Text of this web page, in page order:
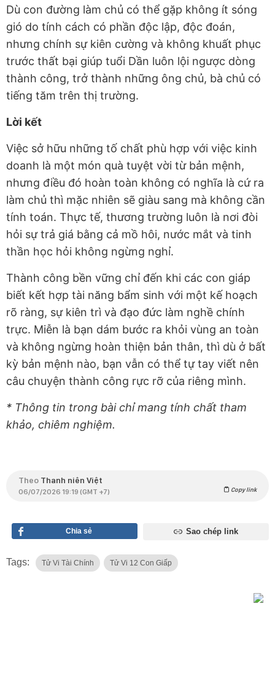
Dù con đường làm chủ có thể gặp không ít sóng
gió do tính cách có phần độc lập, độc đoán,
nhưng chính sự kiên cường và không khuất phục
trước thất bại giúp tuổi Dần luôn lội ngược dòng
thành công, trở thành những ông chủ, bà chủ có
tiếng tăm trên thị trường.
Lời kết
Việc sở hữu những tố chất phù hợp với việc kinh
doanh là một món quà tuyệt vời từ bản mệnh,
nhưng điều đó hoàn toàn không có nghĩa là cứ ra
làm chủ thì mặc nhiên sẽ giàu sang mà không cần
tính toán. Thực tế, thương trường luôn là nơi đòi
hỏi sự trả giá bằng cả mồ hôi, nước mắt và tinh
thần học hỏi không ngừng nghỉ.
Thành công bền vững chỉ đến khi các con giáp
biết kết hợp tài năng bẩm sinh với một kế hoạch
rõ ràng, sự kiên trì và đạo đức làm nghề chính
trực. Miễn là bạn dám bước ra khỏi vùng an toàn
và không ngừng hoàn thiện bản thân, thì dù ở bất
kỳ bản mệnh nào, bạn vẫn có thể tự tay viết nên
câu chuyện thành công rực rỡ của riêng mình.
* Thông tin trong bài chỉ mang tính chất tham
khảo, chiêm nghiệm.
Theo Thanh niên Việt
06/07/2026 19:19 (GMT +7) Copy link
Chia sẻ Sao chép link
Tags: Tử Vi Tài Chính Tử Vi 12 Con Giấp